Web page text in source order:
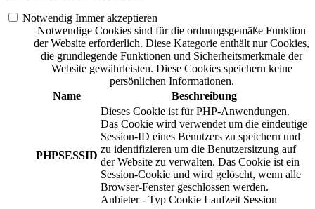
Notwendig Immer akzeptieren
Notwendige Cookies sind für die ordnungsgemäße Funktion
der Website erforderlich. Diese Kategorie enthält nur Cookies,
die grundlegende Funktionen und Sicherheitsmerkmale der
Website gewährleisten. Diese Cookies speichern keine
persönlichen Informationen.
Name
Beschreibung
PHPSESSID
Dieses Cookie ist für PHP-Anwendungen.
Das Cookie wird verwendet um die eindeutige
Session-ID eines Benutzers zu speichern und
zu identifizieren um die Benutzersitzung auf
der Website zu verwalten. Das Cookie ist ein
Session-Cookie und wird gelöscht, wenn alle
Browser-Fenster geschlossen werden.
Anbieter - Typ Cookie Laufzeit Session